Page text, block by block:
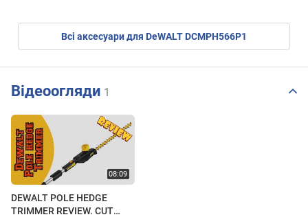
Всі аксесуари для DeWALT DCMPH566P1
Відеоогляди 1
DEWALT POLE HEDGE
TRIMMER REVIEW. CUT